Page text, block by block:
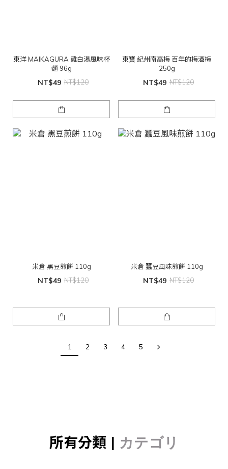
東洋 MAIKAGURA 雞白湯風味杯
麵 96g
NT$49 NT$120
東寶 紀州南高梅 百年的梅酒梅
250g
NT$49 NT$120
米倉 黑豆煎餅 110g
NT$49 NT$120
米倉 蠶豆風味煎餅 110g
NT$49 NT$120
1 2 3 4 5
所有分類 | カテゴリ